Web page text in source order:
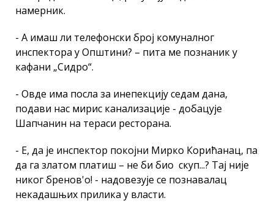
намерник.
- А имаш ли телефонски број комуналног
инспектора у Општини? – пита ме познаник у
кафани „Сидро“.
- Овде има посла за инепекцију седам дана,
подави нас мирис канализације - добацује
Шапчанин на тераси ресторана.
- Е, да је инспектор покојни Мирко Корићанац, па
да га златом платиш – не би био скуп...? Тај није
никог бренов'о! - надовезује се познавалац
некадашњих прилика у власти.